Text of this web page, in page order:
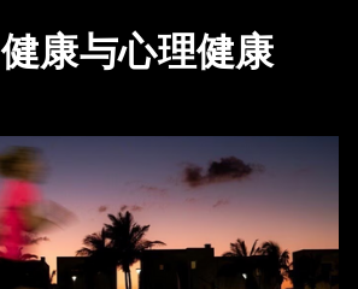
健康与心理健康